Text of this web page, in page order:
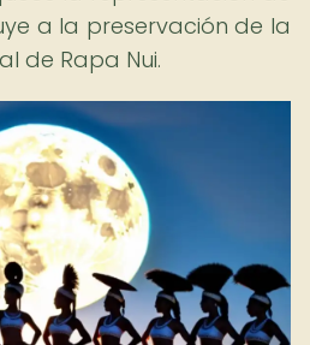
a la preservación de la
de Rapa Nui.